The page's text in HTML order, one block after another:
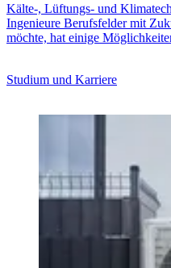
Kälte-, Lüftungs- und
Ingenieure Berufsfelder mit
möchte, hat einige
Studium und Karriere